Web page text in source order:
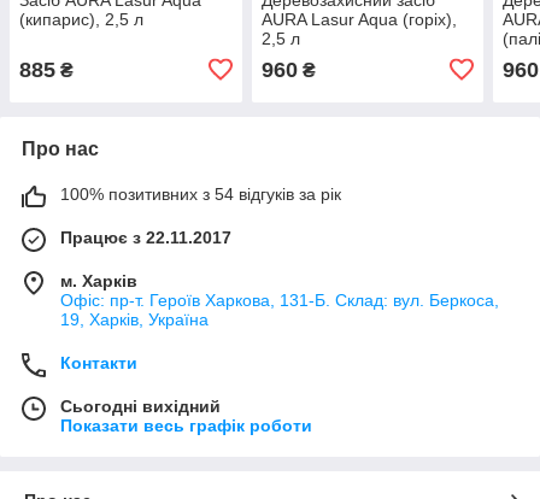
(кипарис), 2,5 л
885 ₴
AURA Lasur Aqua (горіх),
2,5 л
960₴ 960
Про нас
100% позитивних з 54 відгуків за рік
Працює з 22.11.2017
м. Харків
Офіс: пр-т. Героїв Харкова, 131-Б. Склад: вул. Беркоса,
19, Харків, Україна
Контакти
Сьогодні вихідний
Показати весь графік роботи